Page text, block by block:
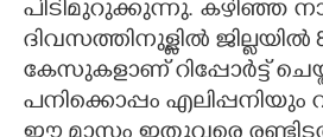
LITERATURE
ZOOM
പിടിമുറുക്കുന്നു. കഴിഞ്ഞ
ദിവസത്തിനുള്ളിൽ ജില്ലയിൽ
കേസുകളാണ് റിപ്പോർട്ട്
പനിക്കൊപ്പം